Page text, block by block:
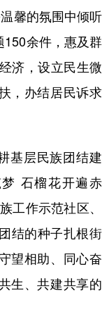
馨的氛围中倾听
150余件，惠及群
济，设立民生微
，办结居民诉求
基层民族团结建
石榴花开遍赤
工作示范社区、
结的种子扎根街
望相助、同心奋
生、共建共享的